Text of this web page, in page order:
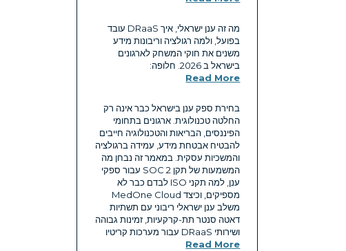
מה זה ענן ישראלי, איך DRaaS עובד
בפועל, ולמה רגולציה וריבונות מידע
משנים את חוקי המשחק לארגונים
בישראל ב 2026. חלופה:
Read More
בחירת ספק ענן בישראל כבר אינה רק
החלטה טכנולוגית. ארגונים בתחומי
הפיננסים, הבריאות והטכנולוגיה חייבים
להבטיח אבטחת מידע, עמידה ברגולציה
והמשכיות עסקית. במאמר זה נבחן מה
המשמעות של תקן SOC 2 עבור ספקי
ענן, למה תקני ISO לבדם כבר לא
מספיקים, וכיצד MedOne Cloud
משלב ענן ישראלי ריבוני עם תשתיות
דאטה סנטר תת-קרקעיות, זמינות גבוהה
ושירותי DRaaS עבור מערכות קריטיו
Read More